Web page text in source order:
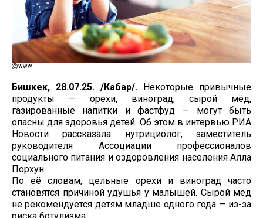
www
Бишкек, 28.07.25. /Кабар/. Некоторые привычные
продукты — орехи, виноград, сырой мёд,
газированные напитки и фастфуд — могут быть
опасны для здоровья детей. Об этом в интервью РИА
Новости рассказала нутрициолог, заместитель
руководителя Ассоциации профессионалов
социального питания и оздоровления населения Алла
Порхун.
По её словам, цельные орехи и виноград часто
становятся причиной удушья у малышей. Сырой мёд
не рекомендуется детям младше одного года — из-за